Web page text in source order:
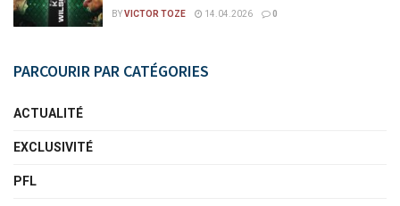
BYVICTOR TOZE 14.04.2026 0
PARCOURIR PAR CATÉGORIES
ACTUALITÉ
EXCLUSIVITÉ
PFL